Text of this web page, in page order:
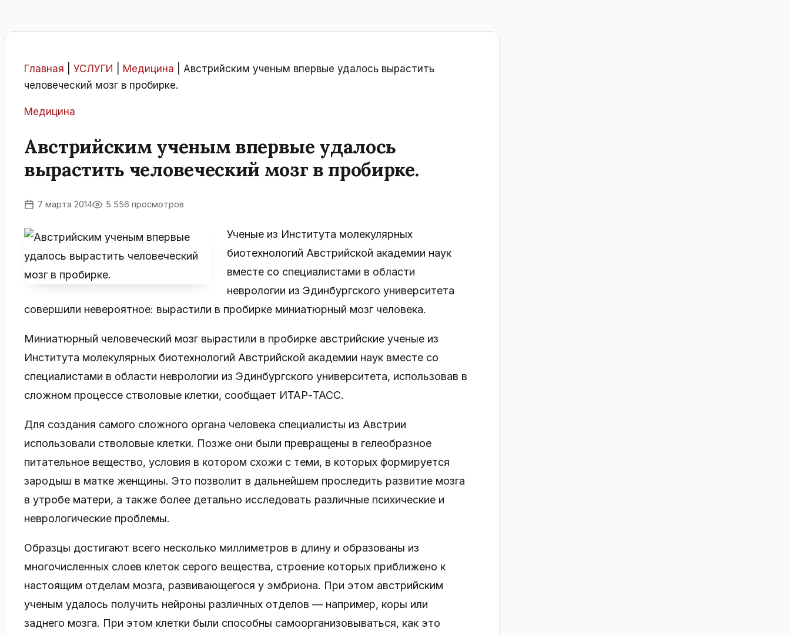
Главная УСЛУГИ Медицина
Австрийским ученым впервые удалось вырастить
человеческий мозг в пробирке.
Медицина
Австрийским ученым впервые удалось
вырастить человеческий мозг в пробирке.
7 марта 2014 5 556 просмотров
Ученые из Института молекулярных
биотехнологий Австрийской академии наук
вместе со специалистами в области
неврологии из Эдинбургского университета
совершили невероятное: вырастили в пробирке миниатюрный мозг человека.
Миниатюрный человеческий мозг вырастили в пробирке австрийские ученые из
Института молекулярных биотехнологий Австрийской академии наук вместе со
специалистами в области неврологии из Эдинбургского университета, использовав в
сложном процессе стволовые клетки, сообщает ИТАР-ТАСС.
Для создания самого сложного органа человека специалисты из Австрии
использовали стволовые клетки. Позже они были превращены в гелеобразное
питательное вещество, условия в котором схожи с теми, в которых формируется
зародыш в матке женщины. Это позволит в дальнейшем проследить развитие мозга
в утробе матери, а также более детально исследовать различные психические и
неврологические проблемы.
Образцы достигают всего несколько миллиметров в длину и образованы из
многочисленных слоев клеток серого вещества, строение которых приближено к
настоящим отделам мозга, развивающегося у эмбриона. При этом австрийским
ученым удалось получить нейроны различных отделов — например, коры или
заднего мозга. При этом клетки были способны самоорганизовываться, как это